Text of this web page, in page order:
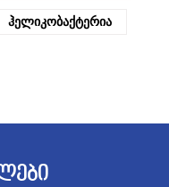
Ჰელიკობაქტერია